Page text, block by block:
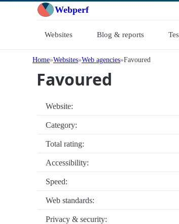
Webperf
Websites Blog & reports
Home Websites Web agencies Favoured
Favoured
Website:
Category:
Total rating:
Accessibility:
Speed:
Web standards:
Privacy & security: